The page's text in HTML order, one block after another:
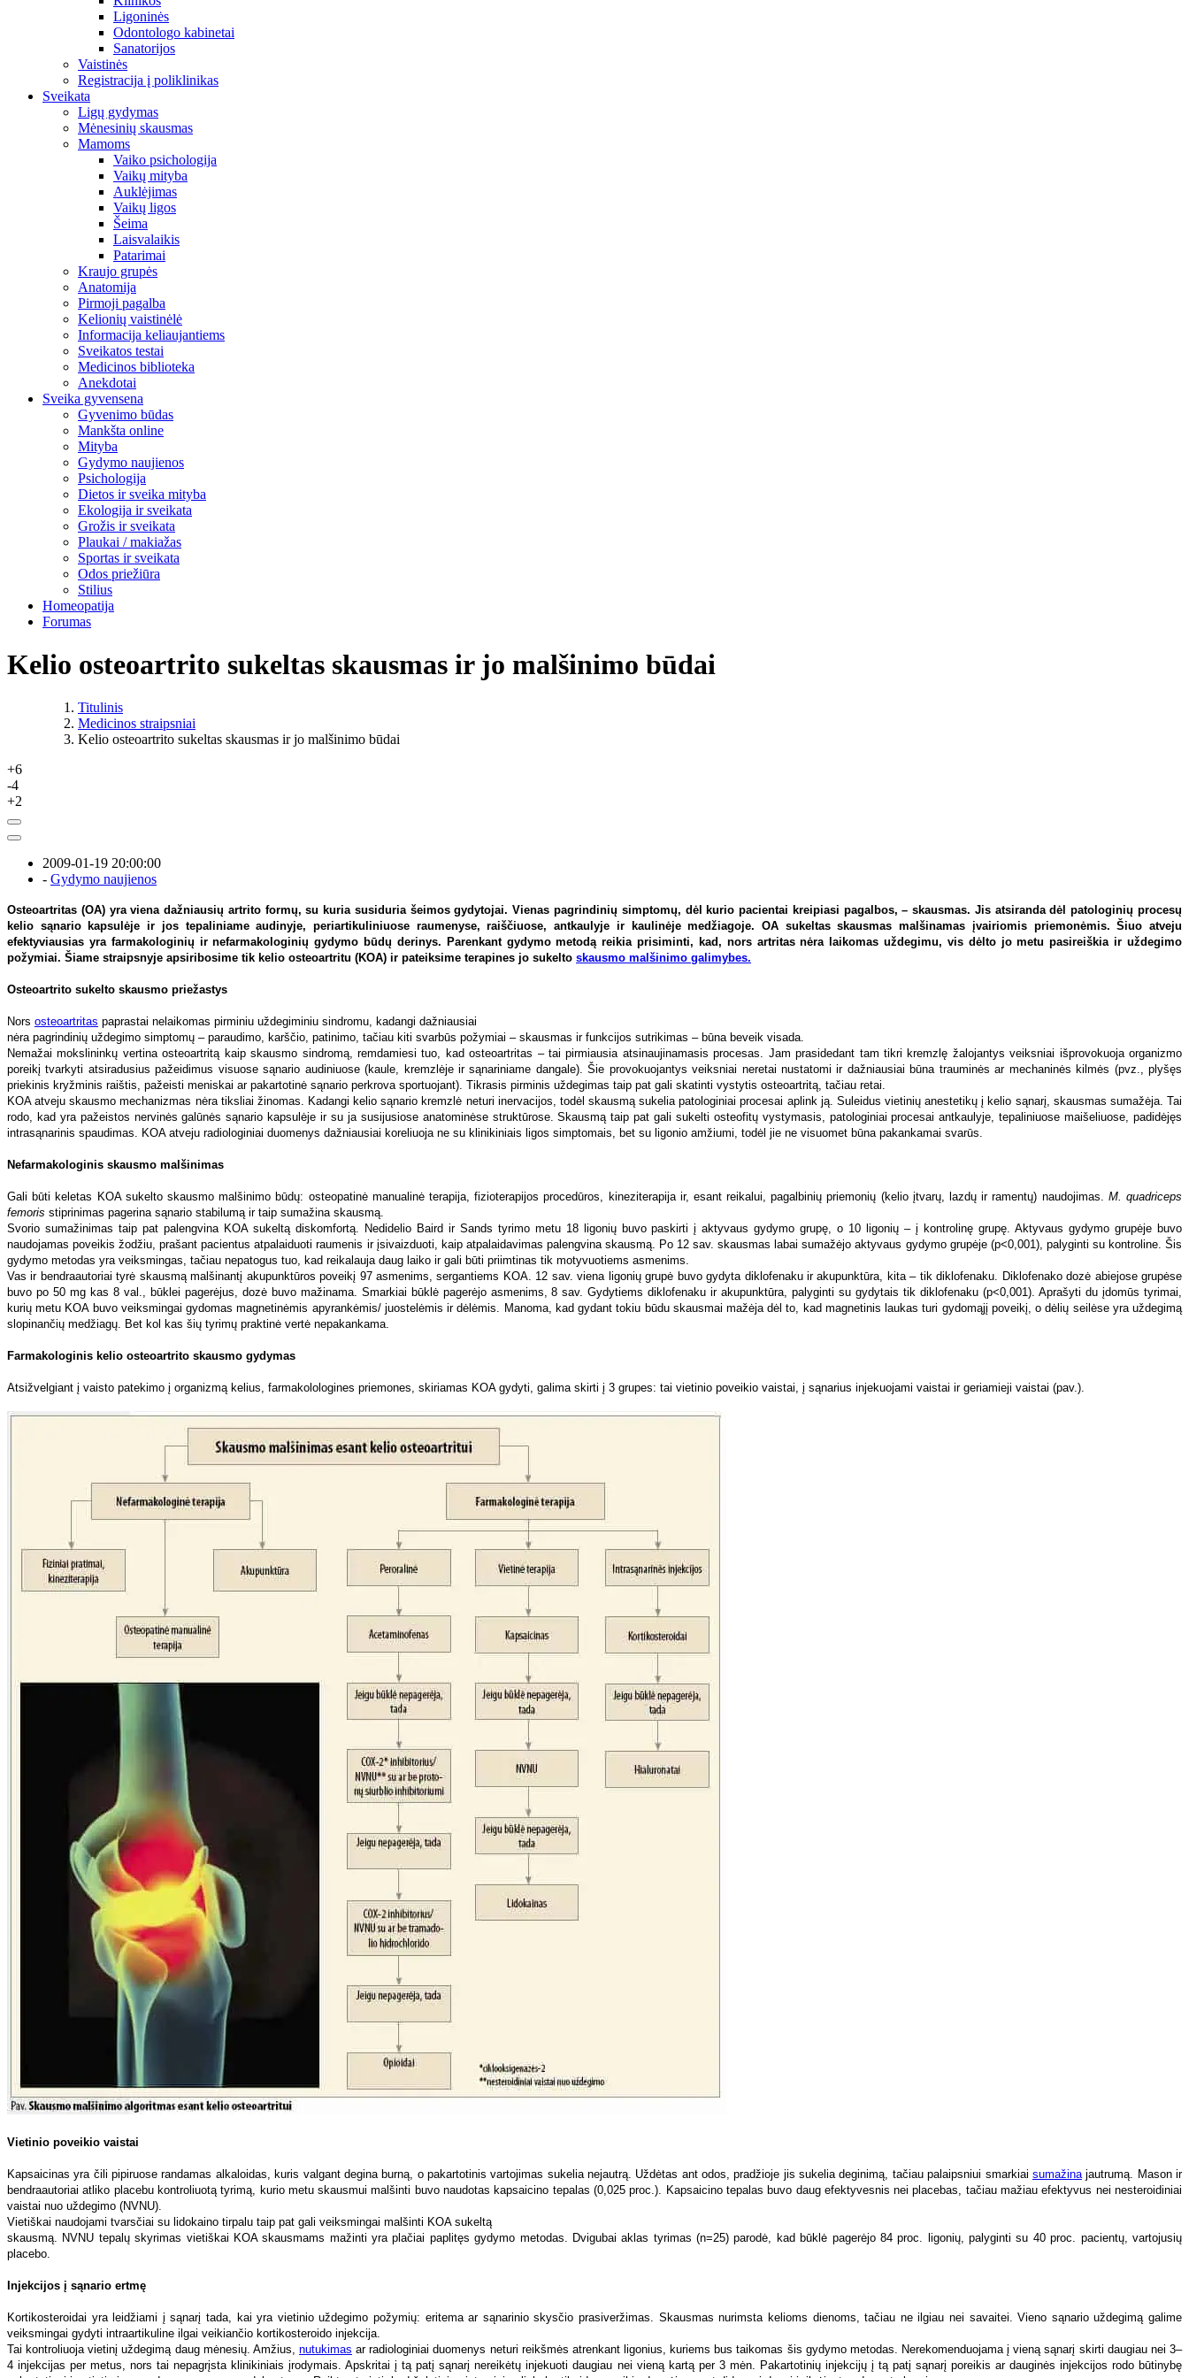
Ligoninės
Odontologo kabinetai
Sanatorijos
Vaistinės
Registracija į poliklinikas
Sveikata
Ligų gydymas
Mėnesinių skausmas
Mamoms
Vaiko psichologija
Vaikų mityba
Auklėjimas
Vaikų ligos
Šeima
Laisvalaikis
Patarimai
Kraujo grupės
Anatomija
Pirmoji pagalba
Kelionių vaistinėlė
Informacija keliaujantiems
Sveikatos testai
Medicinos biblioteka
Anekdotai
Sveika gyvensena
Gyvenimo būdas
Mankšta online
Mityba
Gydymo naujienos
Psichologija
Dietos ir sveika mityba
Ekologija ir sveikata
Grožis ir sveikata
Plaukai / makiažas
Sportas ir sveikata
Odos priežiūra
Stilius
Homeopatija
Forumas
Kelio osteoartrito sukeltas skausmas ir jo malšinimo būdai
Titulinis
Medicinos straipsniai
Kelio osteoartrito sukeltas skausmas ir jo malšinimo būdai
+6
-4
+2
2009-01-19 20:00:00
- Gydymo naujienos
Osteoartritas (OA) yra viena dažniausių artrito formų, su kuria susiduria šeimos gydytojai. Vienas pagrindinių simptomų, dėl kurio pacientai kreipiasi pagalbos, – skausmas. Jis atsiranda dėl patologinių procesų
kelio sąnario kapsulėje ir jos tepaliniame audinyje, periartikuliniuose raumenyse, raiščiuose, antkaulyje ir kaulinėje medžiagoje. OA sukeltas skausmas malšinamas įvairiomis priemonėmis. Šiuo atveju
efektyviausias yra farmakologinių ir nefarmakologinių gydymo būdų derinys. Parenkant gydymo metodą reikia prisiminti, kad, nors artritas nėra laikomas uždegimu, vis dėlto jo metu pasireiškia ir uždegimo
požymiai. Šiame straipsnyje apsiribosime tik kelio osteoartritu (KOA) ir pateiksime terapines jo sukelto skausmo malšinimo galimybes.
Osteoartrito sukelto skausmo priežastys
Nors osteoartritas paprastai nelaikomas pirminiu uždegiminiu sindromu, kadangi dažniausiai
nėra pagrindinių uždegimo simptomų – paraudimo, karščio, patinimo, tačiau kiti svarbūs požymiai – skausmas ir funkcijos sutrikimas – būna beveik visada.
Nemažai mokslininkų vertina osteoartritą kaip skausmo sindromą, remdamiesi tuo, kad osteoartritas – tai pirmiausia atsinaujinamasis procesas. Jam prasidedant tam tikri kremzlę žalojantys veiksniai išprovokuoja organizmo
poreikį tvarkyti atsiradusius pažeidimus visuose sąnario audiniuose (kaule, kremzlėje ir sąnariniame dangale). Šie provokuojantys veiksniai neretai nustatomi ir dažniausiai būna trauminės ar mechaninės kilmės (pvz., plyšęs
priekinis kryžminis raištis, pažeisti meniskai ar pakartotinė sąnario perkrova sportuojant). Tikrasis pirminis uždegimas taip pat gali skatinti vystytis osteoartritą, tačiau retai.
KOA atveju skausmo mechanizmas nėra tiksliai žinomas. Kadangi kelio sąnario kremzlė neturi inervacijos, todėl skausmą sukelia patologiniai procesai aplink ją. Suleidus vietinių anestetikų į kelio sąnarį, skausmas sumažėja. Tai
rodo, kad yra pažeistos nervinės galūnės sąnario kapsulėje ir su ja susijusiose anatominėse struktūrose. Skausmą taip pat gali sukelti osteofitų vystymasis, patologiniai procesai antkaulyje, tepaliniuose maišeliuose, padidėjęs
intrasąnarinis spaudimas. KOA atveju radiologiniai duomenys dažniausiai koreliuoja ne su klinikiniais ligos simptomais, bet su ligonio amžiumi, todėl jie ne visuomet būna pakankamai svarūs.
Nefarmakologinis skausmo malšinimas
Gali būti keletas KOA sukelto skausmo malšinimo būdų: osteopatinė manualinė terapija, fizioterapijos procedūros, kineziterapija ir, esant reikalui, pagalbinių priemonių (kelio įtvarų, lazdų ir ramentų) naudojimas. M. quadriceps
femoris stiprinimas pagerina sąnario stabilumą ir taip sumažina skausmą.
Svorio sumažinimas taip pat palengvina KOA sukeltą diskomfortą. Nedidelio Baird ir Sands tyrimo metu 18 ligonių buvo paskirti į aktyvaus gydymo grupę, o 10 ligonių – į kontrolinę grupę. Aktyvaus gydymo grupėje buvo
naudojamas poveikis žodžiu, prašant pacientus atpalaiduoti raumenis ir įsivaizduoti, kaip atpalaidavimas palengvina skausmą. Po 12 sav. skausmas labai sumažėjo aktyvaus gydymo grupėje (p<0,001), palyginti su kontroline. Šis
gydymo metodas yra veiksmingas, tačiau nepatogus tuo, kad reikalauja daug laiko ir gali būti priimtinas tik motyvuotiems asmenims.
Vas ir bendraautoriai tyrė skausmą malšinantį akupunktūros poveikį 97 asmenims, sergantiems KOA. 12 sav. viena ligonių grupė buvo gydyta diklofenaku ir akupunktūra, kita – tik diklofenaku. Diklofenako dozė abiejose grupėse
buvo po 50 mg kas 8 val., būklei pagerėjus, dozė buvo mažinama. Smarkiai būklė pagerėjo asmenims, 8 sav. Gydytiems diklofenaku ir akupunktūra, palyginti su gydytais tik diklofenaku (p<0,001). Aprašyti du įdomūs tyrimai,
kurių metu KOA buvo veiksmingai gydomas magnetinėmis apyrankėmis/ juostelėmis ir dėlėmis. Manoma, kad gydant tokiu būdu skausmai mažėja dėl to, kad magnetinis laukas turi gydomąjį poveikį, o dėlių seilėse yra uždegimą
slopinančių medžiagų. Bet kol kas šių tyrimų praktinė vertė nepakankama.
Farmakologinis kelio osteoartrito skausmo gydymas
Atsižvelgiant į vaisto patekimo į organizmą kelius, farmakolologines priemones, skiriamas KOA gydyti, galima skirti į 3 grupes: tai vietinio poveikio vaistai, į sąnarius injekuojami vaistai ir geriamieji vaistai (pav.).
Vietinio poveikio vaistai
Kapsaicinas yra čili pipiruose randamas alkaloidas, kuris valgant degina burną, o pakartotinis vartojimas sukelia nejautrą. Uždėtas ant odos, pradžioje jis sukelia deginimą, tačiau palaipsniui smarkiai sumažinajautrumą. Mason ir
bendraautoriai atliko placebu kontroliuotą tyrimą, kurio metu skausmui malšinti buvo naudotas kapsaicino tepalas (0,025 proc.). Kapsaicino tepalas buvo daug efektyvesnis nei placebas, tačiau mažiau efektyvus nei nesteroidiniai
vaistai nuo uždegimo (NVNU).
Vietiškai naudojami tvarsčiai su lidokaino tirpalu taip pat gali veiksmingai malšinti KOA sukeltą
skausmą. NVNU tepalų skyrimas vietiškai KOA skausmams mažinti yra plačiai paplitęs gydymo metodas. Dvigubai aklas tyrimas (n=25) parodė, kad būklė pagerėjo 84 proc. ligonių, palyginti su 40 proc. pacientų, vartojusių
placebo.
Injekcijos į sąnario ertmę
Kortikosteroidai yra leidžiami į sąnarį tada, kai yra vietinio uždegimo požymių: eritema ar sąnarinio skysčio prasiveržimas. Skausmas nurimsta kelioms dienoms, tačiau ne ilgiau nei savaitei. Vieno sąnario uždegimą galime
veiksmingai gydyti intraartikuline ilgai veikiančio kortikosteroido injekcija.
Tai kontroliuoja vietinį uždegimą daug mėnesių. Amžius, nutukimas ar radiologiniai duomenys neturi reikšmės atrenkant ligonius, kuriems bus taikomas šis gydymo metodas. Nerekomenduojama į vieną sąnarį skirti daugiau nei 3–
4 injekcijas per metus, nors tai nepagrįsta klinikiniais įrodymais. Apskritai į tą patį sąnarį nereikėtų injekuoti daugiau nei vieną kartą per 3 mėn. Pakartotinių injekcijų į tą patį sąnarį poreikis ar dauginės injekcijos rodo būtinybę